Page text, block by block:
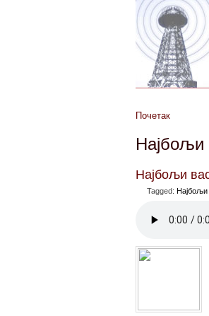
Почетак
Најбољи
Најбољи
Tagged: Најбољи